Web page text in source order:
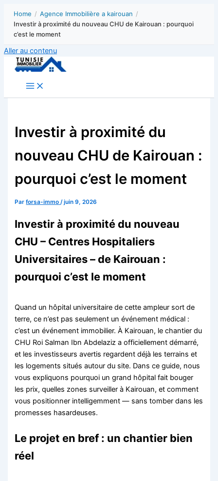
Home / Agence Immobilière a kairouan /
Investir à proximité du nouveau CHU de Kairouan : pourquoi
c’est le moment
Aller au contenu
Investir à proximité du
nouveau CHU de Kairouan :
pourquoi c’est le moment
Parforsa-immo/juin 9, 2026
Investir à proximité du nouveau
CHU – Centres Hospitaliers
Universitaires – de Kairouan :
pourquoi c’est le moment
Quand un hôpital universitaire de cette ampleur sort de
terre, ce n’est pas seulement un événement médical :
c’est un événement immobilier. À Kairouan, le chantier du
CHU Roi Salman Ibn Abdelaziz a officiellement démarré,
et les investisseurs avertis regardent déjà les terrains et
les logements situés autour du site. Dans ce guide, nous
vous expliquons pourquoi un grand hôpital fait bouger
les prix, quelles zones surveiller à Kairouan, et comment
vous positionner intelligemment — sans tomber dans les
promesses hasardeuses.
Le projet en bref : un chantier bien
réel